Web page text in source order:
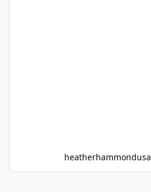
heatherhammondusa